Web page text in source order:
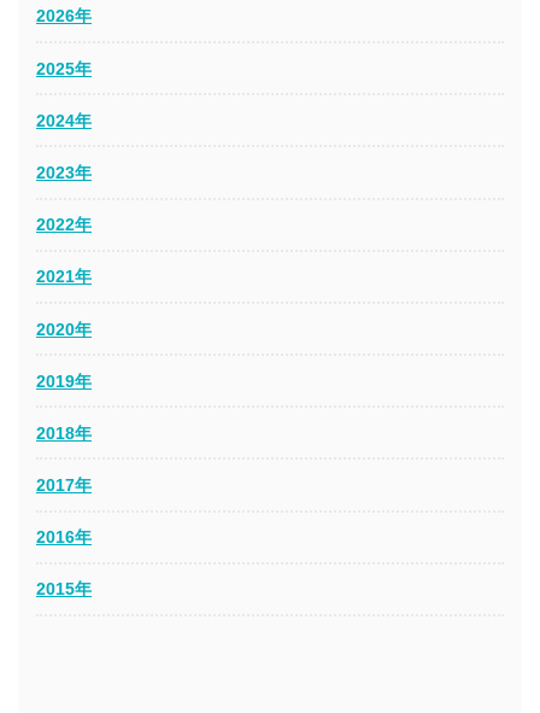
2026年
2025年
2024年
2023年
2022年
2021年
2020年
2019年
2018年
2017年
2016年
2015年